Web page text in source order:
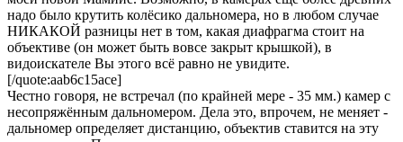
надо было крутить колёсико дальномера, но в любом случае
НИКАКОЙ разницы нет в том, какая диафрагма стоит на
объективе (он может быть вовсе закрыт крышкой), в
видоискателе Вы этого всё равно не увидите.
[/quote:aab6c15ace]
Честно говоря, не встречал (по крайней мере - 35 мм.) камер с
несопряжённым дальномером. Дела это, впрочем, не меняет -
дальномер определяет дистанцию, объектив ставится на эту